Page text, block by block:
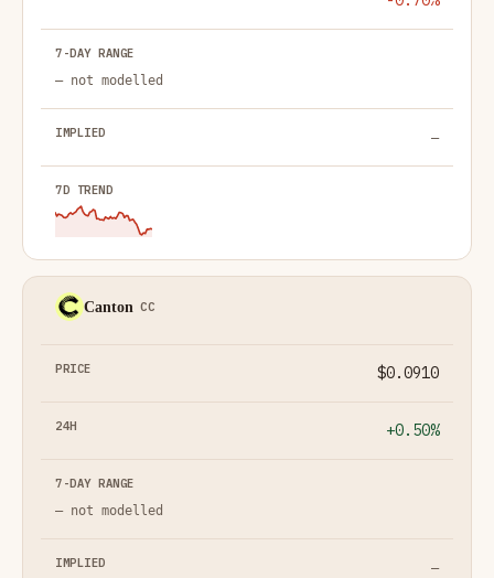
— not modelled
—
Canton CC
$0.0910
+0.50%
— not modelled
—